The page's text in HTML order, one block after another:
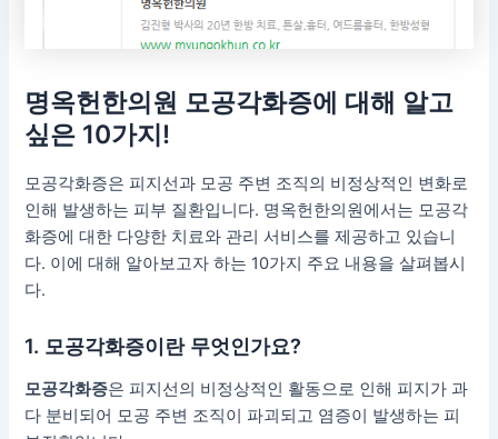
명옥헌한의원 모공각화증에 대해 알고
싶은 10가지!
모공각화증은 피지선과 모공 주변 조직의 비정상적인 변화로
인해 발생하는 피부 질환입니다. 명옥헌한의원에서는 모공각
화증에 대한 다양한 치료와 관리 서비스를 제공하고 있습니
다. 이에 대해 알아보고자 하는 10가지 주요 내용을 살펴봅시
다.
1. 모공각화증이란 무엇인가요?
모공각화증은 피지선의 비정상적인 활동으로 인해 피지가 과
다 분비되어 모공 주변 조직이 파괴되고 염증이 발생하는 피